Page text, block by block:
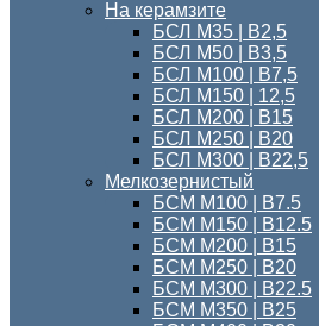
На керамзите
БСЛ М35 | В2,5
БСЛ М50 | В3,5
БСЛ М100 | В7,5
БСЛ М150 | 12,5
БСЛ М200 | В15
БСЛ M250 | В20
БСЛ М300 | B22,5
Мелкозернистый
БСМ M100 | B7.5
БСМ M150 | B12.5
БСМ М200 | В15
БСМ М250 | В20
БСМ М300 | В22.5
БСМ M350 | B25